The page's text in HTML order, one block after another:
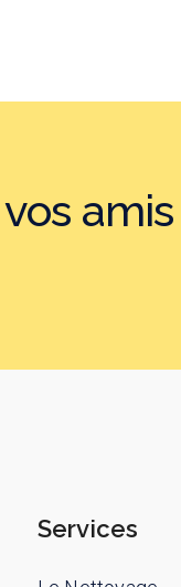
Services